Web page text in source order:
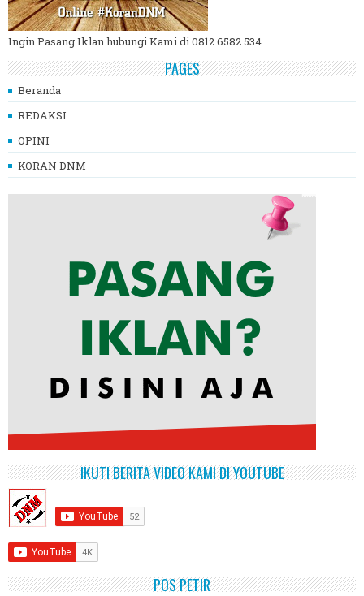
Ingin Pasang Iklan hubungi Kami di 0812 6582 534
PAGES
Beranda
REDAKSI
OPINI
KORAN DNM
IKUTI BERITA VIDEO KAMI DI YOUTUBE
POS PETIR